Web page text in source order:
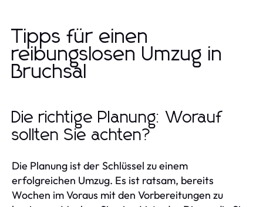
Tipps für einen
reibungslosen Umzug in
Bruchsal
Die richtige Planung: Worauf
sollten Sie achten?
Die Planung ist der Schlüssel zu einem
erfolgreichen Umzug. Es ist ratsam, bereits
Wochen im Voraus mit den Vorbereitungen zu